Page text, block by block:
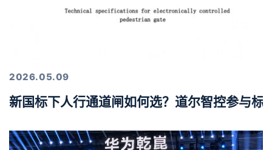
2026.05.09
新国标下人行通道闸如何选？道尔智控参与标